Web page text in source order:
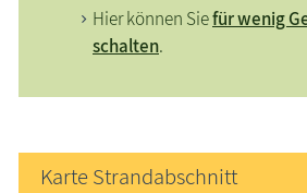
Hier können Siefür wenig
schalten.
Karte Strandabschnitt